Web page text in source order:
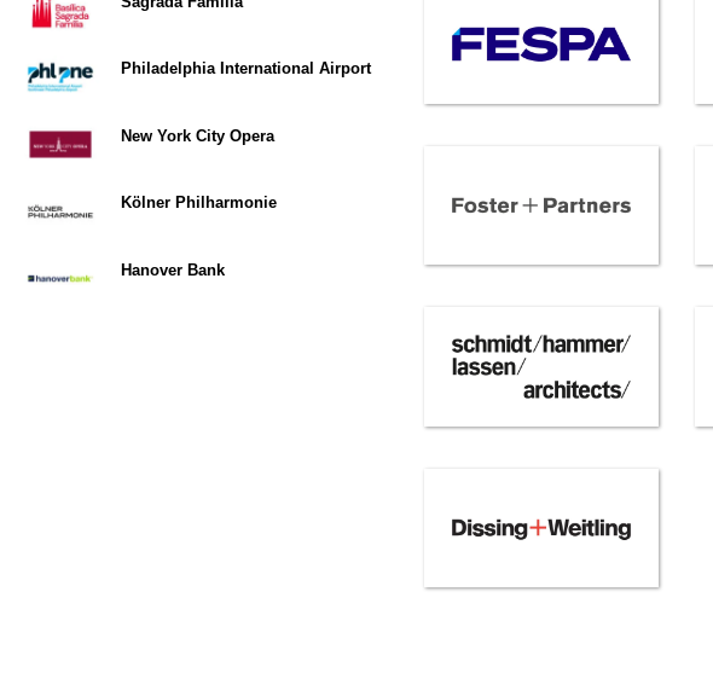
Philadelphia International Airport
New York City Opera
Kölner Philharmonie
Hanover Bank